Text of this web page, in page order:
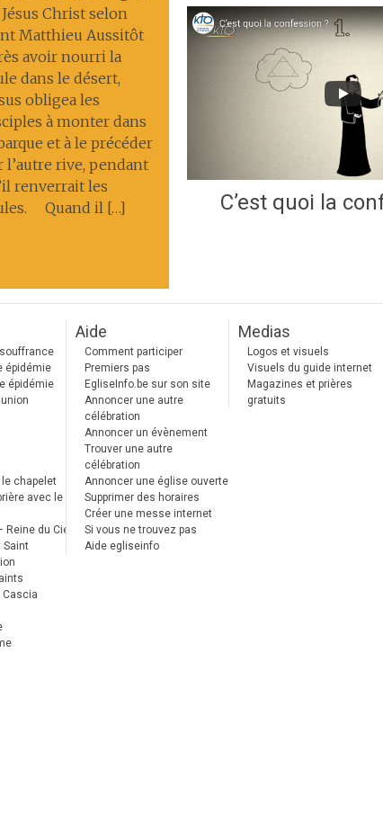
Christ selon
Matthieu Aussitôt
avoir nourri la
dans le désert,
obligea les
à monter dans
et à le précéder
l’autre rive, pendant
renverrait les
Quand il […]
C’est quoi la
épidémie
épidémie
le chapelet
avec le
Reine du Ciel
Saint
Cascia
Aide
Comment participer
Premiers pas
EgliseInfo.be sur son site
Annoncer une autre
célébration
Annoncer un évènement
Trouver une autre
célébration
Annoncer une église ouverte
Supprimer des horaires
Créer une messe internet
Si vous ne trouvez pas
Aide egliseinfo
Medias
Logos et visuels
Visuels du guide internet
Magazines et prières
gratuits